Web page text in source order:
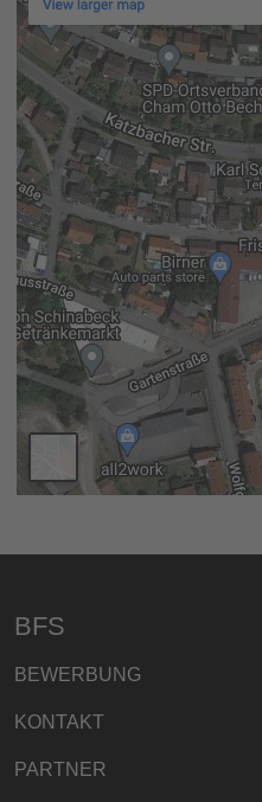
BFS
BEWERBUNG
KONTAKT
PARTNER